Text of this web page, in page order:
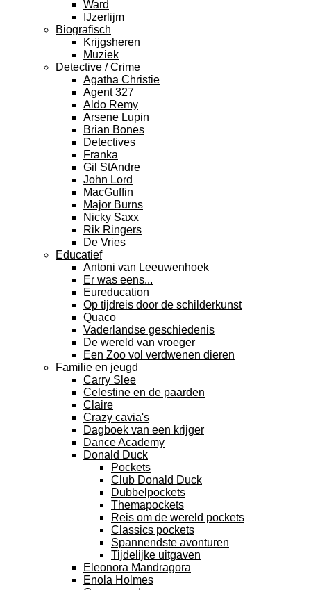
Ward
IJzerlijm
Biografisch
Krijgsheren
Muziek
Detective / Crime
Agatha Christie
Agent 327
Aldo Remy
Arsene Lupin
Brian Bones
Detectives
Franka
Gil StAndre
John Lord
MacGuffin
Major Burns
Nicky Saxx
Rik Ringers
De Vries
Educatief
Antoni van Leeuwenhoek
Er was eens...
Eureducation
Op tijdreis door de schilderkunst
Quaco
Vaderlandse geschiedenis
De wereld van vroeger
Een Zoo vol verdwenen dieren
Familie en jeugd
Carry Slee
Celestine en de paarden
Claire
Crazy cavia's
Dagboek van een krijger
Dance Academy
Donald Duck
Pockets
Club Donald Duck
Dubbelpockets
Themapockets
Reis om de wereld pockets
Classics pockets
Spannendste avonturen
Tijdelijke uitgaven
Eleonora Mandragora
Enola Holmes